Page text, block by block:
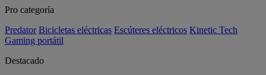
Pro categoría
Predator Bicicletas eléctricas Escúteres eléctricos Kinetic Tech
Gaming portátil
Destacado